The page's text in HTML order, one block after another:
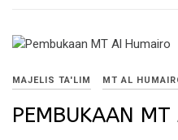
MAJELIS TA'LIM MT AL
PEMBUKAAN